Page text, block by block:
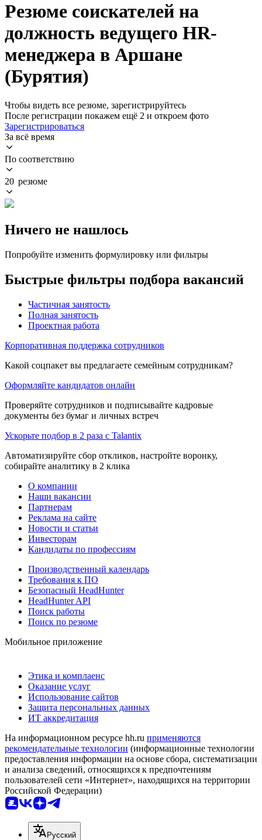
Резюме соискателей на
должность ведущего HR-
менеджера в Аршане
(Бурятия)
Чтобы видеть все резюме, зарегистрируйтесь
После регистрации покажем ещё 2 и откроем фото
Зарегистрироваться
За всё время
По соответствию
20 резюме
Ничего не нашлось
Попробуйте изменить формулировку или фильтры
Быстрые фильтры подбора вакансий
Частичная занятость
Полная занятость
Проектная работа
Корпоративная поддержка сотрудников
Какой соцпакет вы предлагаете семейным сотрудникам?
Оформляйте кандидатов онлайн
Проверяйте сотрудников и подписывайте кадровые
документы без бумаг и личных встреч
Ускорьте подбор в 2 раза с Talantix
Автоматизируйте сбор откликов, настройте воронку,
собирайте аналитику в 2 клика
О компании
Наши вакансии
Партнерам
Реклама на сайте
Новости и статьи
Инвесторам
Кандидаты по профессиям
Производственный календарь
Требования к ПО
Безопасный HeadHunter
HeadHunter API
Поиск работы
Поиск по резюме
Мобильное приложение
Этика и комплаенс
Оказание услуг
Использование сайтов
Защита персональных данных
ИТ аккредитация
На информационном ресурсе hh.ru применяются
рекомендательные технологии (информационные технологии
предоставления информации на основе сбора, систематизации
и анализа сведений, относящихся к предпочтениям
пользователей сети «Интернет», находящихся на территории
Российской Федерации)
Русский